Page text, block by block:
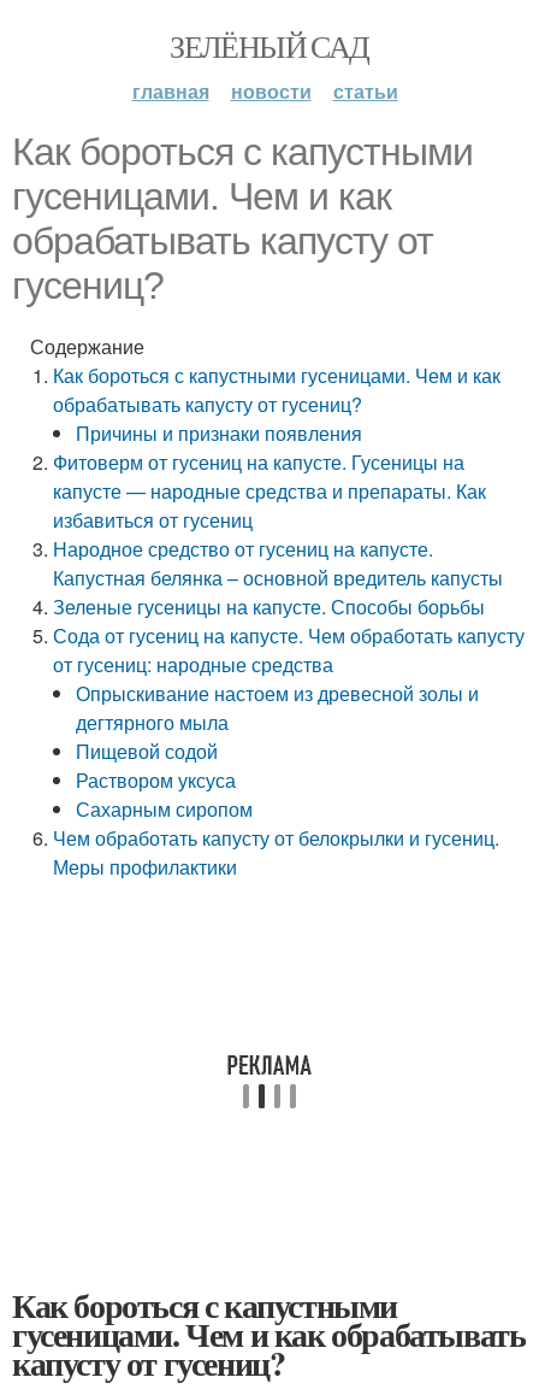
ЗЕЛЁНЫЙ САД
главная новости статьи
Как бороться с капустными
гусеницами. Чем и как
обрабатывать капусту от
гусениц?
Содержание
Как бороться с капустными гусеницами. Чем и как
обрабатывать капусту от гусениц?
Причины и признаки появления
Фитоверм от гусениц на капусте. Гусеницы на
капусте — народные средства и препараты. Как
избавиться от гусениц
Народное средство от гусениц на капусте.
Капустная белянка – основной вредитель капусты
Зеленые гусеницы на капусте. Способы борьбы
Сода от гусениц на капусте. Чем обработать капусту
от гусениц: народные средства
Опрыскивание настоем из древесной золы и
дегтярного мыла
Пищевой содой
Раствором уксуса
Сахарным сиропом
Чем обработать капусту от белокрылки и гусениц.
Меры профилактики
Как бороться с капустными
гусеницами. Чем и как обрабатывать
капусту от гусениц?